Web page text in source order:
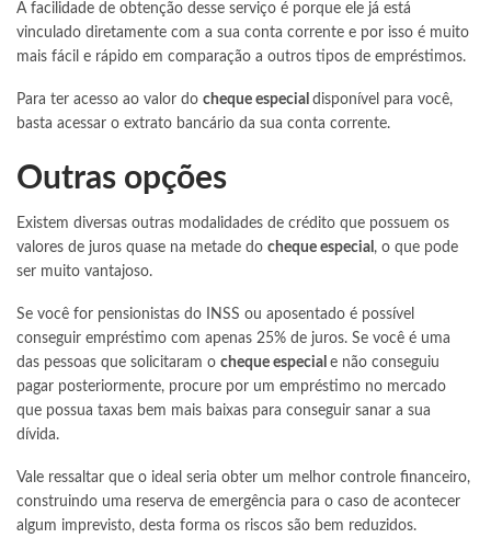
A facilidade de obtenção desse serviço é porque ele já está
vinculado diretamente com a sua conta corrente e por isso é muito
mais fácil e rápido em comparação a outros tipos de empréstimos.
Para ter acesso ao valor do cheque especial disponível para você,
basta acessar o extrato bancário da sua conta corrente.
Outras opções
Existem diversas outras modalidades de crédito que possuem os
valores de juros quase na metade do cheque especial , o que pode
ser muito vantajoso.
Se você for pensionistas do INSS ou aposentado é possível
conseguir empréstimo com apenas 25% de juros. Se você é uma
das pessoas que solicitaram o cheque especial e não conseguiu
pagar posteriormente, procure por um empréstimo no mercado
que possua taxas bem mais baixas para conseguir sanar a sua
dívida.
Vale ressaltar que o ideal seria obter um melhor controle financeiro,
construindo uma reserva de emergência para o caso de acontecer
algum imprevisto, desta forma os riscos são bem reduzidos.